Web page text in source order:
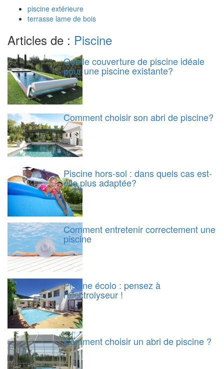
piscine extérieure
terrasse lame de bois
Articles de : Piscine
Quelle couverture de piscine idéale
pour une piscine existante?
Comment choisir son abri de piscine?
Piscine hors-sol : dans quels cas est-
elle plus adaptée?
Comment entretenir correctement une
piscine
Piscine écolo : pensez à
l'électrolyseur !
Comment choisir un abri de piscine ?